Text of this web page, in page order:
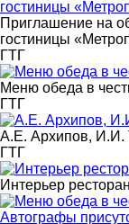
Приглашение на
гостиницы
ГТГ
Меню обеда в
ГТГ
А.Е. Архипов, И.И.
ГТГ
Интерьер